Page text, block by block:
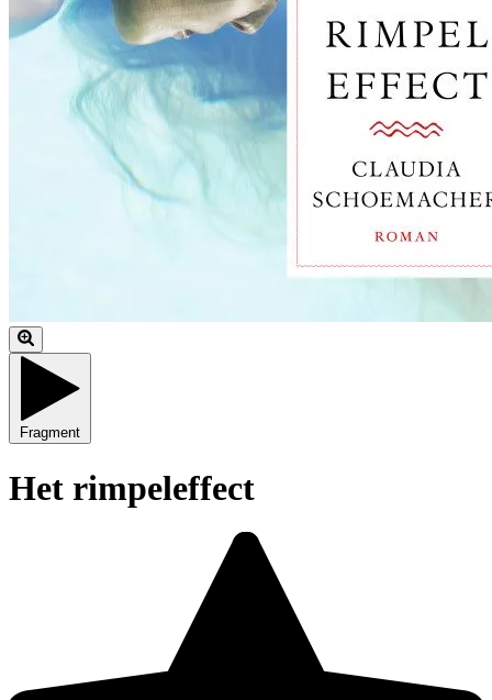
Fragment
Het rimpeleffect